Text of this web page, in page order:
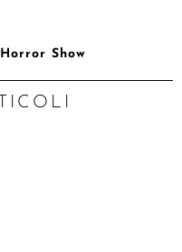
Show